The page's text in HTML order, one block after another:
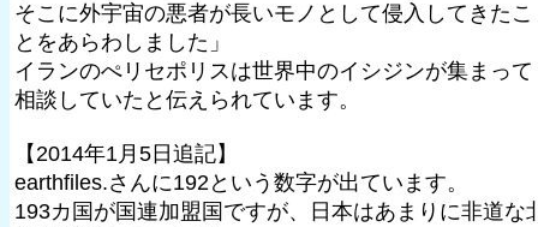
そこに外宇宙の悪者が長いモノとして侵入してきたこ
とをあらわしました」
イランのぺリセポリスは世界中のイシジンが集まって
相談していたと伝えられています。
【2014年1月5日追記】
earthfiles.さんに192という数字が出ています。
193カ国が国連加盟国ですが、日本はあまりに非道な